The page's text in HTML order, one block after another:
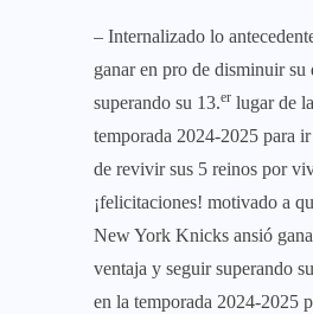
– Internalizado lo
ganar en pro de disminuir su
superando su 13.er lugar de
temporada 2024-2025 para
de revivir sus 5 reinos por
¡felicitaciones! motivado a
New York Knicks ansió
ventaja y seguir superando
en la temporada 2024-2025